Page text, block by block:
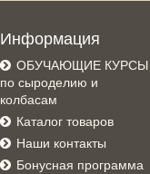
Информация
ОБУЧАЮЩИЕ КУРСЫ
по сыроделию и
колбасам
Каталог товаров
Наши контакты
Бонусная программа